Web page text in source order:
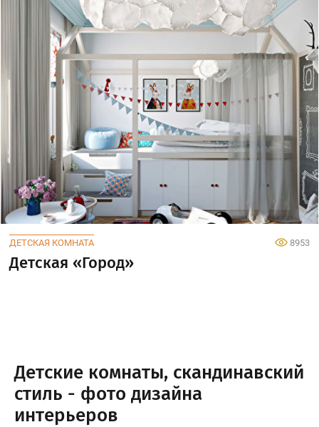
ДЕТСКАЯ КОМНАТА 8953
Детская «Город»
Детские комнаты, скандинавский
стиль - фото дизайна
интерьеров